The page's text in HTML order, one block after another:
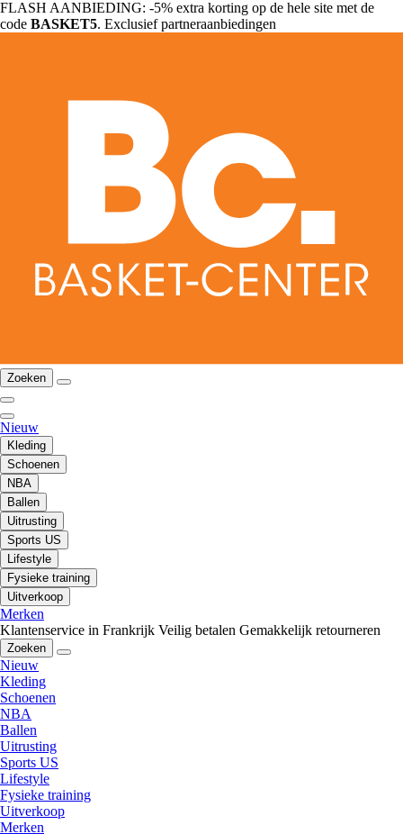
FLASH AANBIEDING: -5% extra korting op de hele site met de
code BASKET5. Exclusief partneraanbiedingen
Zoeken
Nieuw
Kleding
Schoenen
NBA
Ballen
Uitrusting
Sports US
Lifestyle
Fysieke training
Uitverkoop
Merken
Klantenservice in Frankrijk Veilig betalen Gemakkelijk retourneren
Zoeken
Nieuw
Kleding
Schoenen
NBA
Ballen
Uitrusting
Sports US
Lifestyle
Fysieke training
Uitverkoop
Merken